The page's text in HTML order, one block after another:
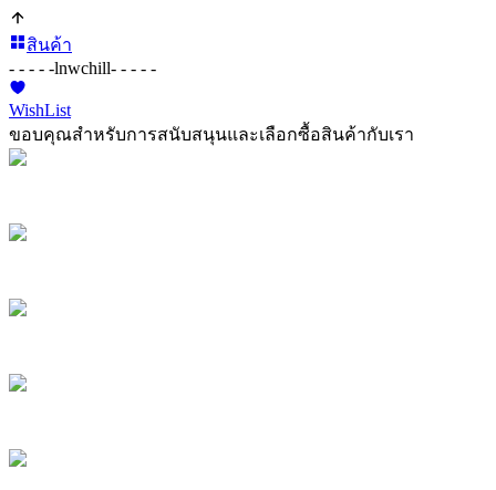
สินค้า
- - - - -lnwchill- - - - -
WishList
ขอบคุณสำหรับการสนับสนุนและเลือกซื้อสินค้ากับเรา